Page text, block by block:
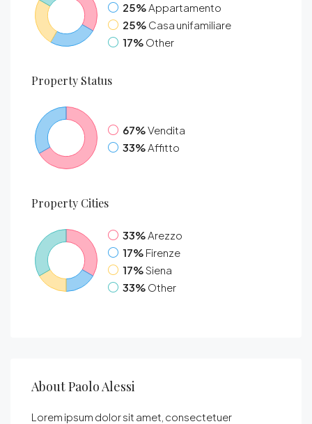
25%Appartamento
25% Casa unifamiliare
17% Other
Property Status
67%Vendita
33%Affitto
Property Cities
33%Arezzo
17% Firenze
17%Siena
33% Other
About Paolo Alessi
Lorem ipsum dolor sit amet, consectetuer